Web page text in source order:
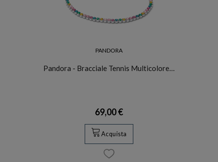
PANDORA
Pandora - Bracciale Tennis Multicolore…
69,00 €
Acquista